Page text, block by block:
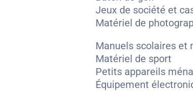
Jeux de société et
Matériel de
Manuels scolaires et
Matériel de sport
Petits appareils
Équipement